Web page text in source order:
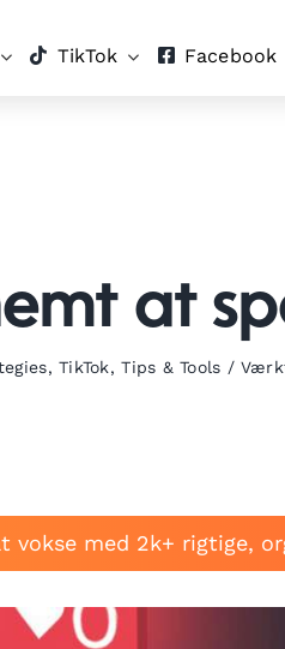
TikTok Facebook
at
,TikTok,Tips & Tools /
med 2k+ rigtige,